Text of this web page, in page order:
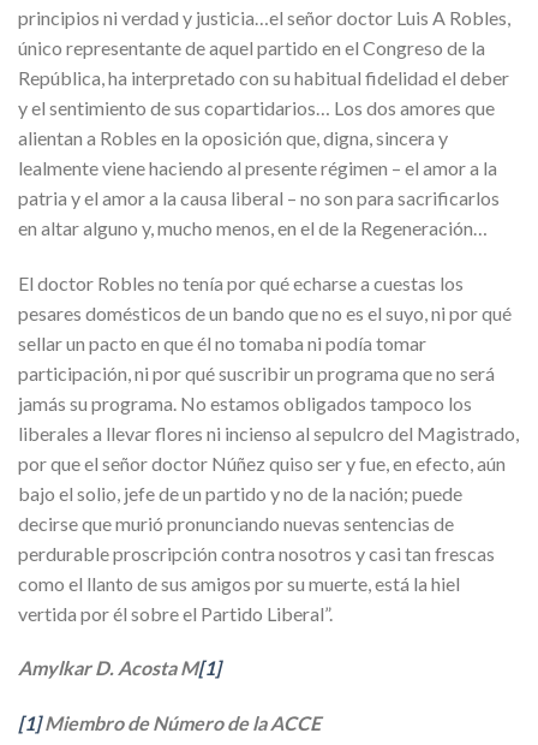
principios ni verdad y justicia…el señor doctor Luis A Robles,
único representante de aquel partido en el Congreso de la
República, ha interpretado con su habitual fidelidad el deber
y el sentimiento de sus copartidarios… Los dos amores que
alientan a Robles en la oposición que, digna, sincera y
lealmente viene haciendo al presente régimen – el amor a la
patria y el amor a la causa liberal – no son para sacrificarlos
en altar alguno y, mucho menos, en el de la Regeneración…
El doctor Robles no tenía por qué echarse a cuestas los
pesares domésticos de un bando que no es el suyo, ni por qué
sellar un pacto en que él no tomaba ni podía tomar
participación, ni por qué suscribir un programa que no será
jamás su programa. No estamos obligados tampoco los
liberales a llevar flores ni incienso al sepulcro del Magistrado,
por que el señor doctor Núñez quiso ser y fue, en efecto, aún
bajo el solio, jefe de un partido y no de la nación; puede
decirse que murió pronunciando nuevas sentencias de
perdurable proscripción contra nosotros y casi tan frescas
como el llanto de sus amigos por su muerte, está la hiel
vertida por él sobre el Partido Liberal”.
Amylkar D. Acosta M[1]
[1]Miembro de Número de la ACCE